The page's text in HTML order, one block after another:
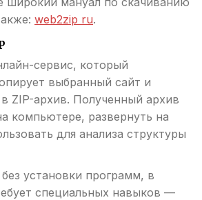
web2zip ru.
сервис, который
выбранный сайт и
ZIP-архив. Полученный архив
компьютере, развернуть на
для анализа структуры
установки программ, в
специальных навыков —